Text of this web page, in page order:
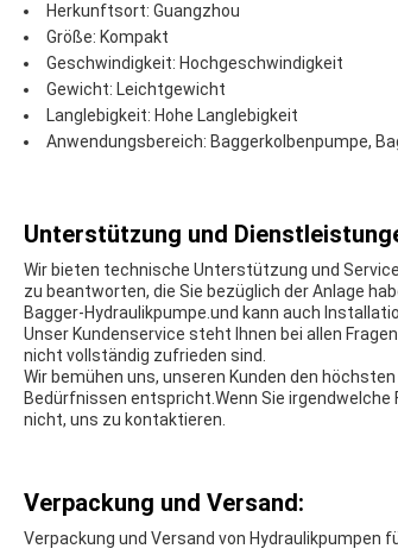
Herkunftsort: Guangzhou
Größe: Kompakt
Geschwindigkeit: Hochgeschwindigkeit
Gewicht: Leichtgewicht
Langlebigkeit: Hohe Langlebigkeit
Anwendungsbereich: Baggerkolbenpumpe,
Unterstützung und
Wir bieten technische Unterstützung und
zu beantworten, die Sie bezüglich der Anlage
Bagger-Hydraulikpumpe.und kann auch
Unser Kundenservice steht Ihnen bei allen
nicht vollständig zufrieden sind.
Wir bemühen uns, unseren Kunden den
Bedürfnissen entspricht.Wenn Sie irgendwelche
nicht, uns zu kontaktieren.
Verpackung und Versand:
Verpackung und Versand von Hydraulikpumpen